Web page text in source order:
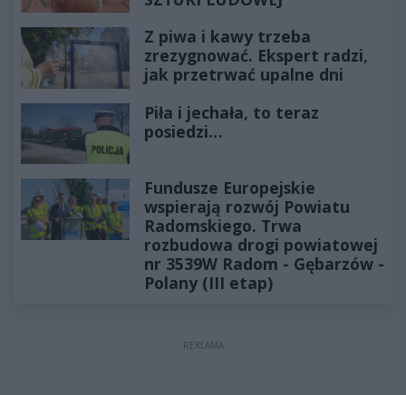
Z piwa i kawy trzeba
zrezygnować. Ekspert radzi,
jak przetrwać upalne dni
Piła i jechała, to teraz
posiedzi…
Fundusze Europejskie
wspierają rozwój Powiatu
Radomskiego. Trwa
rozbudowa drogi powiatowej
nr 3539W Radom - Gębarzów -
Polany (III etap)
REKLAMA